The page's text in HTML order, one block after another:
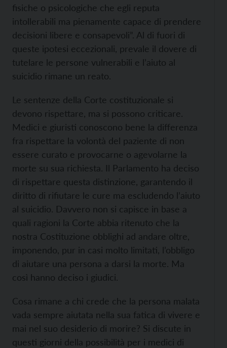
fisiche o psicologiche che egli reputa
intollerabili ma pienamente capace di prendere
decisioni libere e consapevoli”. Al di fuori di
queste ipotesi eccezionali, prevale il dovere di
tutelare le persone vulnerabili e l’aiuto al
suicidio rimane un reato.
Le sentenze della Corte costituzionale si
devono rispettare, ma si possono criticare.
Medici e giuristi conoscono bene la differenza
fra rispettare la volontà del paziente di non
essere curato e provocarne o agevolarne la
morte su sua richiesta. Il Parlamento ha deciso
di rispettare questa distinzione, garantendo il
diritto di rifiutare le cure ma escludendo l’aiuto
al suicidio. Davvero non si capisce in base a
quali ragioni la Corte abbia ritenuto che la
nostra Costituzione obblighi ad andare oltre,
imponendo, pur in casi molto limitati, l’obbligo
di aiutare una persona a darsi la morte. Ma
così hanno deciso i giudici.
Cosa rimane a chi crede che la persona malata
vada sempre aiutata nella sua fatica di vivere e
mai nel suo desiderio di morire? Si discute in
questi giorni della possibilità per i medici di